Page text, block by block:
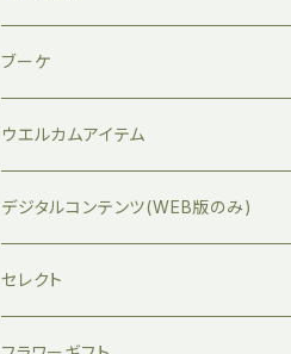
ブーケ
ウエルカムアイテム
デジタルコンテンツ(WEB版のみ)
セレクト